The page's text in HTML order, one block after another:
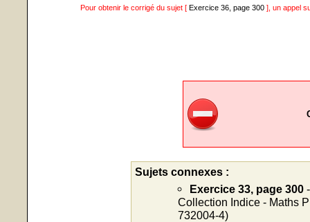
Pour obtenir le corrigé du sujet [ Exercice 36, page 300 ], un appel
Sujets connexes :
Exercice 33, page 300
Collection Indice - Maths
732004-4)